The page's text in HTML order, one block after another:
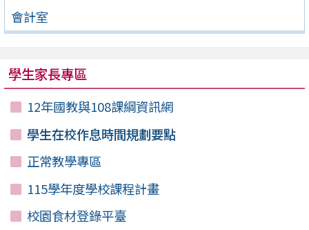
會計室
學生家長專區
12年國教與108課綱資訊網
學生在校作息時間規劃要點
正常教學專區
115學年度學校課程計畫
校園食材登錄平臺